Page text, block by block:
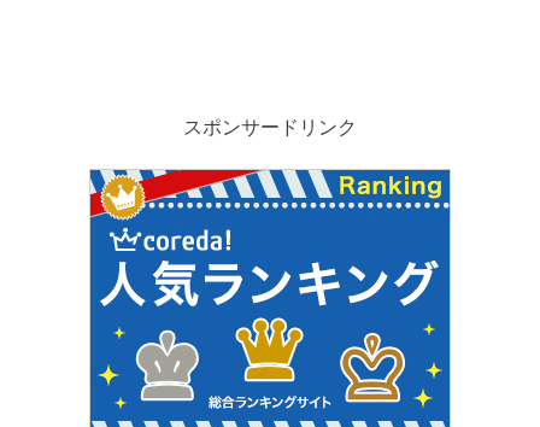
スポンサードリンク